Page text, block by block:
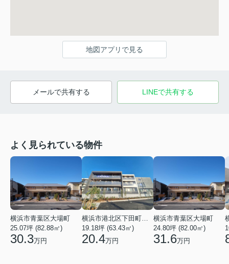
地図アプリで見る
メールで共有する LINEで共有する
よく見られている物件
横浜市青葉区大場町
25.07坪 (82.88㎡)
30.3万円
19.18坪 (63.43㎡)
20.4万円
横浜市青葉区大場町
24.80坪 (82.00㎡)
31.6万円